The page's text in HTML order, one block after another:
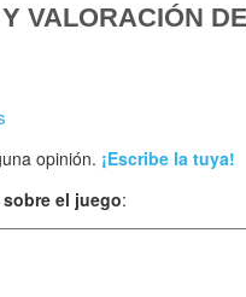
VALORACIÓN
opinión. ¡Escribe la tuya!
el juego: